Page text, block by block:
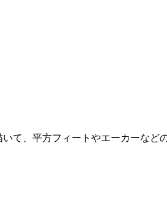
て、平方フィートやエーカーなど